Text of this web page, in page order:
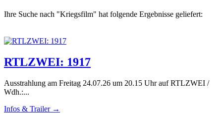
Ihre Suche nach "Kriegsfilm" hat folgende Ergebnisse geliefert:
RTLZWEI: 1917
Ausstrahlung am Freitag 24.07.26 um 20.15 Uhr auf RTLZWEI /
Wdh.:...
Infos & Trailer →